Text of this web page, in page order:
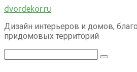
Перейти
контенту
dvordekor.ru
Дизайн интерьеров и домов,
придомовых территорий